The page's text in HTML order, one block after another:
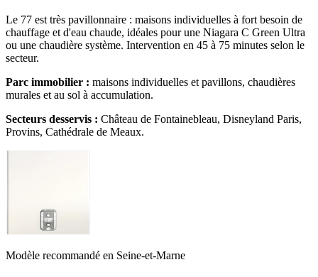
Le 77 est très pavillonnaire : maisons individuelles à fort besoin de
chauffage et d'eau chaude, idéales pour une Niagara C Green Ultra
ou une chaudière système. Intervention en 45 à 75 minutes selon le
secteur.
Parc immobilier : maisons individuelles et pavillons, chaudières
murales et au sol à accumulation.
Secteurs desservis : Château de Fontainebleau, Disneyland Paris,
Provins, Cathédrale de Meaux.
Modèle recommandé en Seine-et-Marne